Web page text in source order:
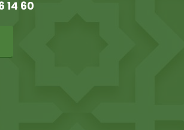
14 60